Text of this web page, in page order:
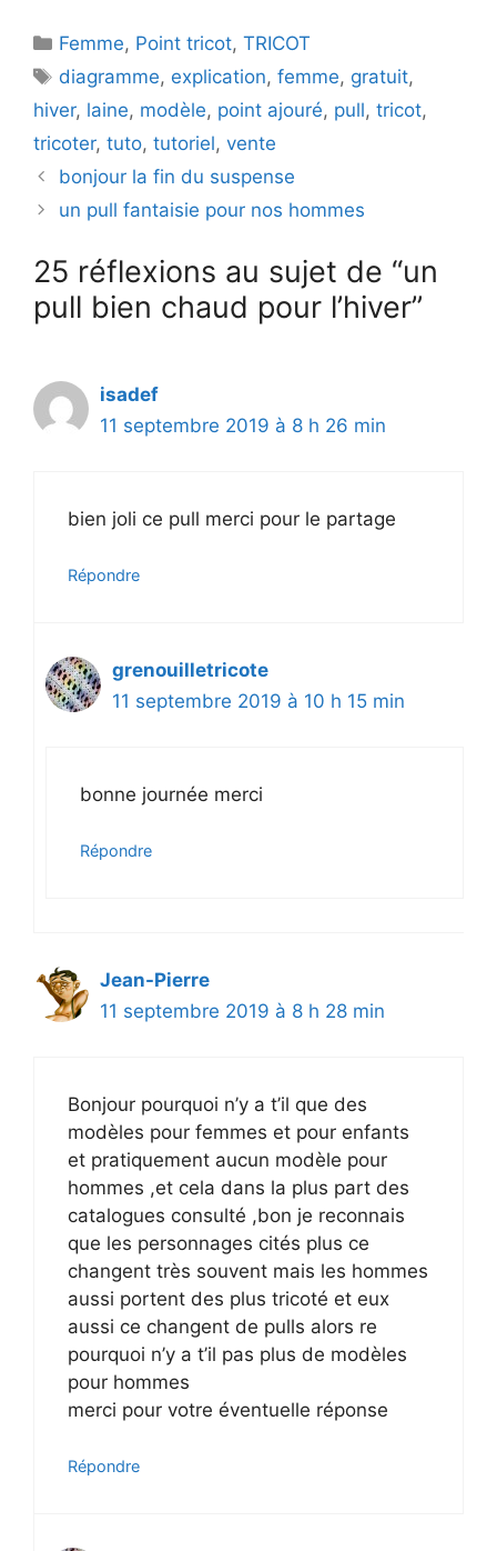
Catégories
Femme, Point tricot,TRICOT
Étiquettes
diagramme, explication,femme, gratuit,
hiver, laine, modèle, point ajouré, pull, tricot,
tricoter, tuto, tutoriel, vente
bonjour la fin du suspense
un pull fantaisie pour nos hommes
25 réflexions au sujet de “un
pull bien chaud pour l’hiver”
isadef
11 septembre 2019 à 8 h 26 min
bien joli ce pull merci pour le partage
Répondre
grenouilletricote
11 septembre 2019 à 10 h 15 min
bonne journée merci
Répondre
Jean-Pierre
11 septembre 2019 à 8 h 28 min
Bonjour pourquoi n’y a t’il que des
modèles pour femmes et pour enfants
et pratiquement aucun modèle pour
hommes ,et cela dans la plus part des
catalogues consulté ,bon je reconnais
que les personnages cités plus ce
changent très souvent mais les hommes
aussi portent des plus tricoté et eux
aussi ce changent de pulls alors re
pourquoi n’y a t’il pas plus de modèles
pour hommes
merci pour votre éventuelle réponse
Répondre